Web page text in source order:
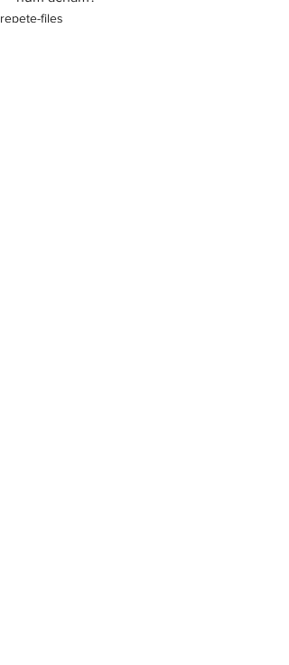
repete-files